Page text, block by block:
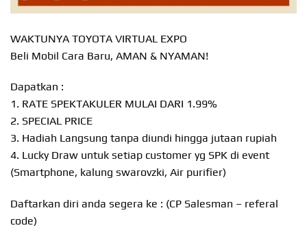
WAKTUNYA TOYOTA VIRTUAL EXPO
Beli Mobil Cara Baru, AMAN & NYAMAN!
Dapatkan :
1. RATE SPEKTAKULER MULAI DARI 1.99%
2. SPECIAL PRICE
3. Hadiah Langsung tanpa diundi hingga jutaan rupiah
4. Lucky Draw untuk setiap customer yg SPK di event
(Smartphone, kalung swarovzki, Air purifier)
Daftarkan diri anda segera ke : (CP Salesman – referal
code)